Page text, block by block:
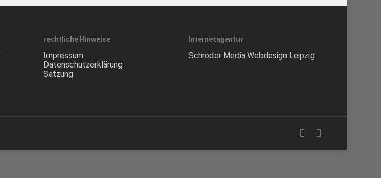
rechtliche Hinweise
Impressum
Datenschutzerklärung
Satzung
Internetagentur
Schröder Media Webdesign Leipzig
facebookinstagram